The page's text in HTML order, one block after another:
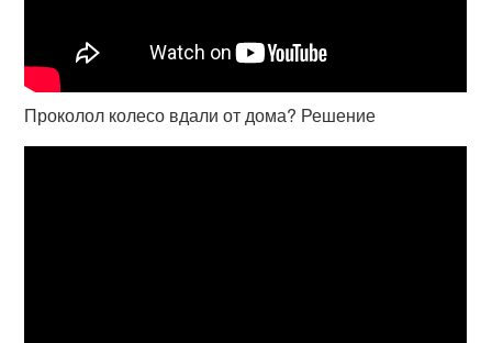
Проколол колесо вдали от дома? Решение